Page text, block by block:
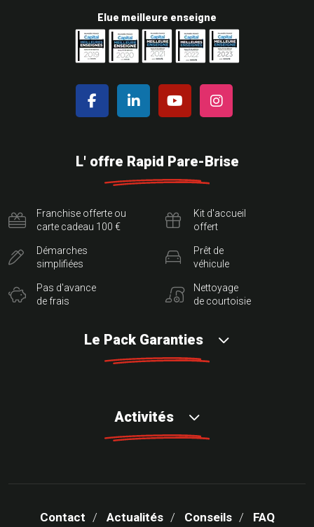
Elue meilleure enseigne
L' offre Rapid Pare-Brise
Franchise offerte ou
carte cadeau 100 €
Démarches
simplifiées
Pas d'avance
de frais
Kit d'accueil
offert
Prêt de
véhicule
Nettoyage
de courtoisie
Le Pack Garanties
Activités
Contact Actualités Conseils FAQ